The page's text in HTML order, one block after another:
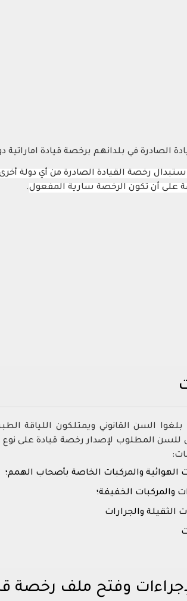
الصادرة في بلدانهم برخصة قيادة اماراتية
استبدال رخصة القيادة الصادرة من أي دولة
على أن تكون الرخصة سارية المفعول.
بلغوا السن القانوني ويمتلكون اللياقة
للسن المطلوب لإصدار رخصة قيادة على
وفتح ملف رخصة